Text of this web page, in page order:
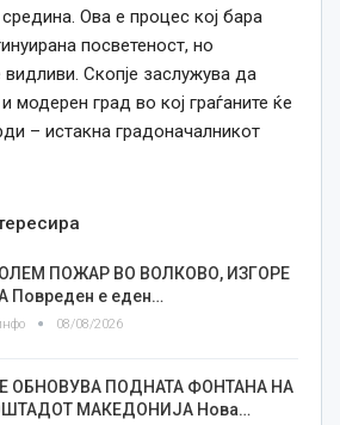
Ова е процес кој бара
посветеност, но
Скопје заслужува да
модерен град во кој граѓаните ќе
– истакна градоначалникот
ПОЖАР ВО ВОЛКОВО, ИЗГОРЕ
Повреден е еден…
08/08/2026
ОБНОВУВА ПОДНАТА ФОНТАНА НА
МАКЕДОНИЈА Нова…